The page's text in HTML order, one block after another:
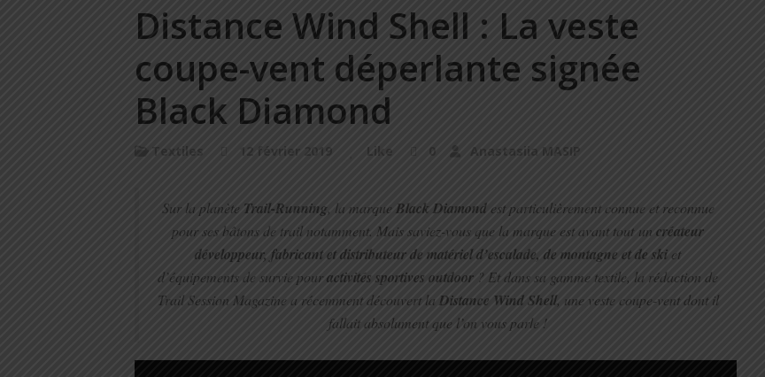
Distance Wind Shell : La veste
coupe-vent déperlante signée
Black Diamond
Textiles 12 février 2019 Like 0 Anastasiia MASIP
Sur la planète Trail-Running, la marqueBlack Diamondest particulièrement connue et reconnue
pour ses bâtons de trail notamment. Mais saviez-vous que la marque est avant tout un créateur
développeur, fabricant et distributeur de matériel d’escalade, de montagne et de skiet
d’équipements de survie pouractivités sportives outdoor ? Et dans sa gamme textile, la rédaction de
Trail Session Magazine a récemment découvert la Distance Wind Shell, une veste coupe-vent dont il
fallait absolument que l’on vous parle !